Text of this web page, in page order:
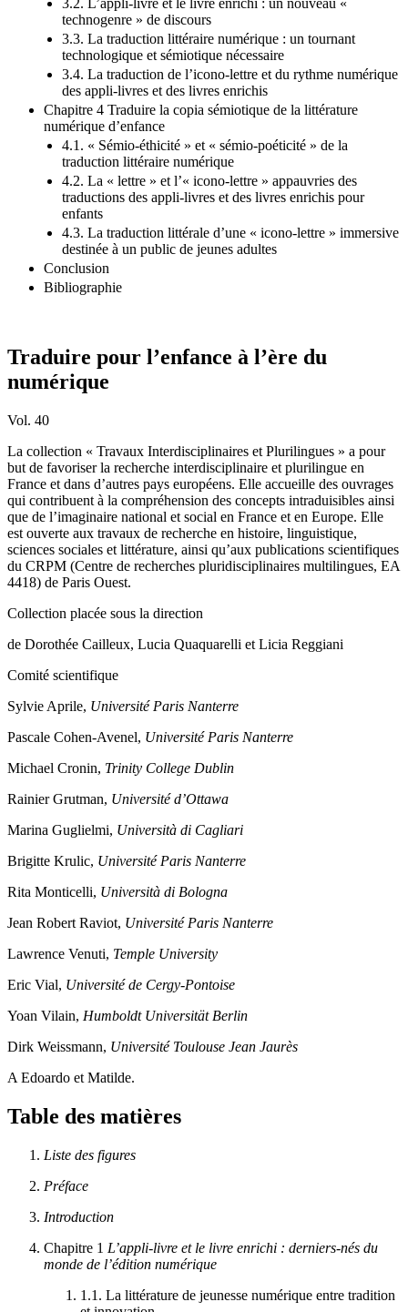
3.2. L’appli-livre et le livre enrichi : un nouveau «
technogenre » de discours
3.3. La traduction littéraire numérique : un tournant
technologique et sémiotique nécessaire
3.4. La traduction de l’icono-lettre et du rythme numérique
des appli-livres et des livres enrichis
Chapitre 4 Traduire la copia sémiotique de la littérature
numérique d’enfance
4.1. « Sémio-éthicité » et « sémio-poéticité » de la
traduction littéraire numérique
4.2. La « lettre » et l’« icono-lettre » appauvries des
traductions des appli-livres et des livres enrichis pour
enfants
4.3. La traduction littérale d’une « icono-lettre » immersive
destinée à un public de jeunes adultes
Conclusion
Bibliographie
Traduire pour l’enfance à l’ère du
numérique
Vol. 40
La collection « Travaux Interdisciplinaires et Plurilingues » a pour
but de favoriser la recherche interdisciplinaire et plurilingue en
France et dans d’autres pays européens. Elle accueille des ouvrages
qui contribuent à la compréhension des concepts intraduisibles ainsi
que de l’imaginaire national et social en France et en Europe. Elle
est ouverte aux travaux de recherche en histoire, linguistique,
sciences sociales et littérature, ainsi qu’aux publications scientifiques
du CRPM (Centre de recherches pluridisciplinaires multilingues, EA
4418) de Paris Ouest.
Collection placée sous la direction
de Dorothée Cailleux, Lucia Quaquarelli et Licia Reggiani
Comité scientifique
Sylvie Aprile, Université Paris Nanterre
Pascale Cohen-Avenel, Université Paris Nanterre
Michael Cronin, Trinity College Dublin
Rainier Grutman, Université d’Ottawa
Marina Guglielmi, Università di Cagliari
Brigitte Krulic, Université Paris Nanterre
Rita Monticelli, Università di Bologna
Jean Robert Raviot, Université Paris Nanterre
Lawrence Venuti, Temple University
Eric Vial, Université de Cergy-Pontoise
Yoan Vilain, Humboldt Universität Berlin
Dirk Weissmann, Université Toulouse Jean Jaurès
A Edoardo et Matilde.
Table des matières
Liste des figures
Préface
Introduction
Chapitre 1 L’appli-livre et le livre enrichi : derniers-nés du
monde de l’édition numérique
1.1. La littérature de jeunesse numérique entre tradition